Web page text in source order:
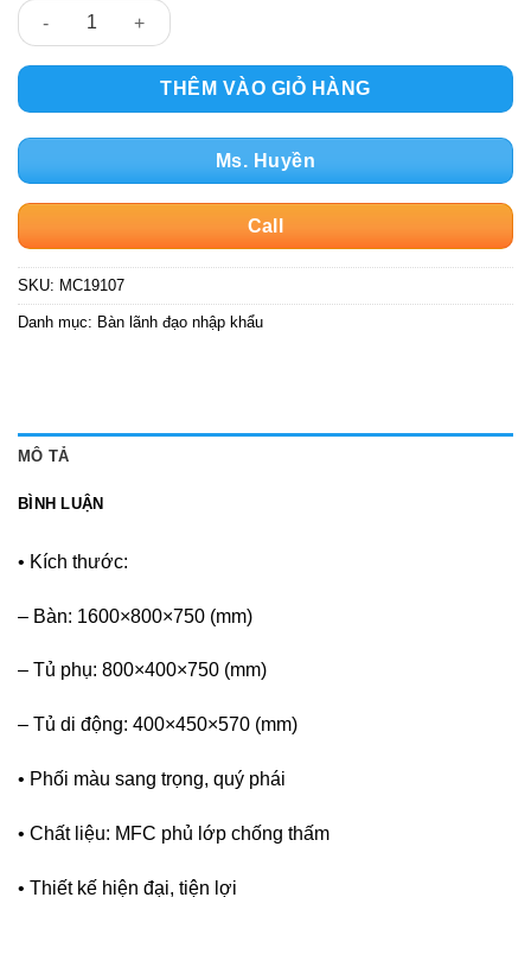
Bàn văn phòng MFC MC19107 số lượng
THÊM VÀO GIỎ HÀNG
Ms. Huyền
Call
SKU: MC19107
Danh mục: Bàn lãnh đạo nhập khẩu
MÔ TẢ
BÌNH LUẬN
• Kích thước:
– Bàn: 1600×800×750 (mm)
– Tủ phụ: 800×400×750 (mm)
– Tủ di động: 400×450×570 (mm)
• Phối màu sang trọng, quý phái
• Chất liệu: MFC phủ lớp chống thấm
• Thiết kế hiện đại, tiện lợi